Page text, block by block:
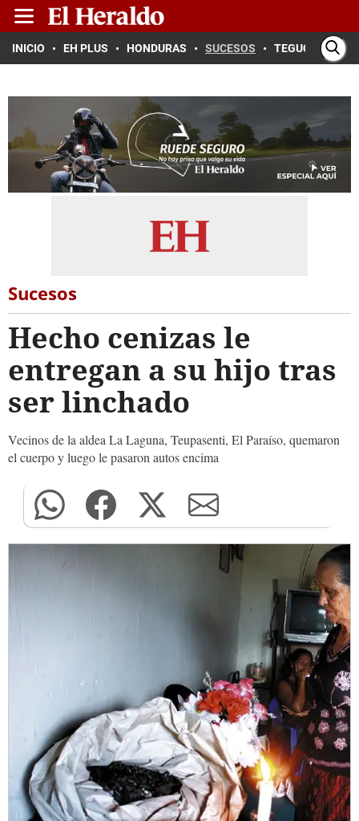
INICIO EH PLUS HONDURAS SUCESOS TEGUCIGALPA
Sucesos
Hecho cenizas le
entregan a su hijo tras
ser linchado
Vecinos de la aldea La Laguna, Teupasenti, El Paraíso, quemaron
el cuerpo y luego le pasaron autos encima